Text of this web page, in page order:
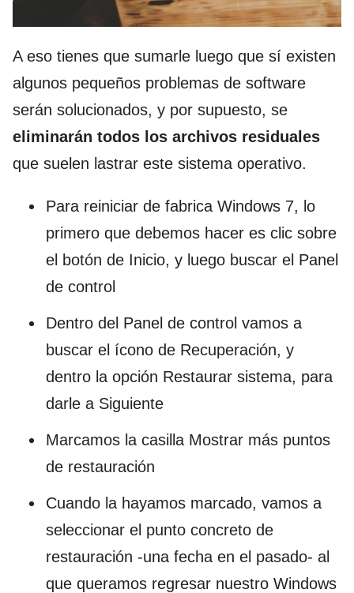
A eso tienes que sumarle luego que sí existen
algunos pequeños problemas de software
serán solucionados, y por supuesto, se
eliminarán todos los archivos residuales
que suelen lastrar este sistema operativo.
Para reiniciar de fabrica Windows 7, lo
primero que debemos hacer es clic sobre
el botón de Inicio, y luego buscar el Panel
de control
Dentro del Panel de control vamos a
buscar el ícono de Recuperación, y
dentro la opción Restaurar sistema, para
darle a Siguiente
Marcamos la casilla Mostrar más puntos
de restauración
Cuando la hayamos marcado, vamos a
seleccionar el punto concreto de
restauración -una fecha en el pasado- al
que queramos regresar nuestro Windows